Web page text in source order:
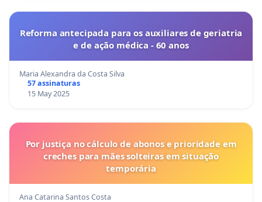
Reforma antecipada para os auxiliares de geriatria
e de ação médica - 60 anos
Maria Alexandra da Costa Silva
57 assinaturas
15 May 2025
Por justiça no cálculo de abonos e prioridade em
creches para mães solteiras em situação
temporária
Ana Catarina Santos Costa